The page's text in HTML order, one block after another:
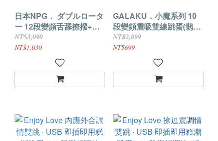
日本NPG． ダブルロータ
ー 12段變頻舌舔撩撥+激
震按摩 雙跳蛋
NT$3,090
NT$1,030
GALAKU．小魔系列 10
段變頻震吸雙線跳蛋(翡翠
綠)
NT$2,099
NT$699